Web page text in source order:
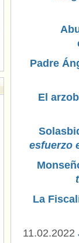
Padre
El
esfuerzo
La
11.02.2022